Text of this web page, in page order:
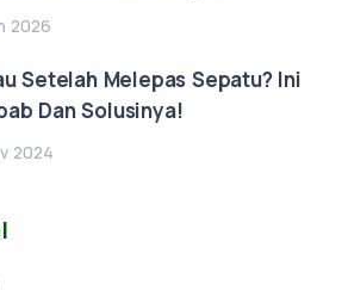
2026
Setelah Melepas Sepatu? Ini
Dan Solusinya!
2024